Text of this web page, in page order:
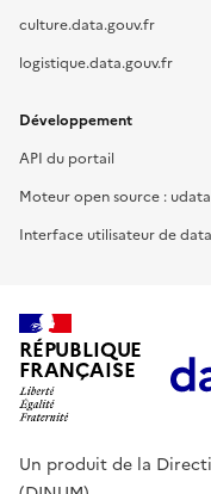
culture.data.gouv.fr
logistique.data.gouv.fr
Développement
API du portail
Moteur open source : udata
Interface utilisateur de
RÉPUBLIQUE
FRANÇAISE
Un produit de la